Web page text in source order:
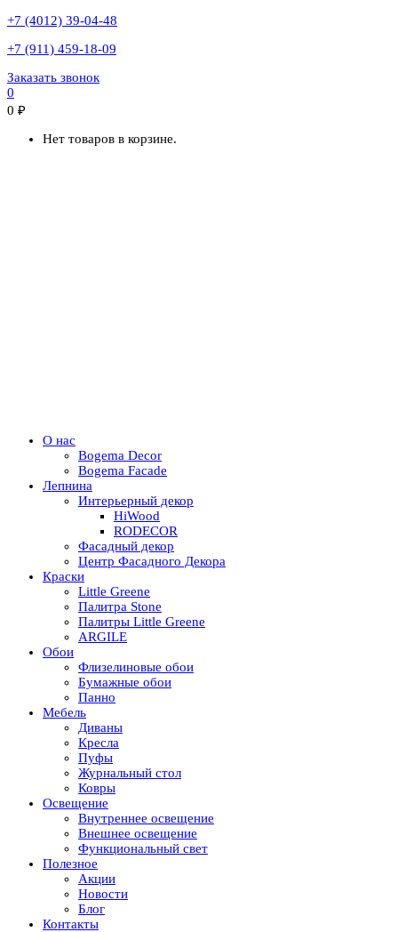
+7 (4012) 39-04-48
+7 (911) 459-18-09
Заказать звонок
0
0 ₽
Нет товаров в корзине.
О нас
Bogema Decor
Bogema Facade
Лепнина
Интерьерный декор
HiWood
RODECOR
Фасадный декор
Центр Фасадного Декора
Краски
Little Greene
Палитра Stone
Палитры Little Greene
ARGILE
Обои
Флизелиновые обои
Бумажные обои
Панно
Мебель
Диваны
Кресла
Пуфы
Журнальный стол
Ковры
Освещение
Внутреннее освещение
Внешнее освещение
Функциональный свет
Полезное
Акции
Новости
Блог
Контакты